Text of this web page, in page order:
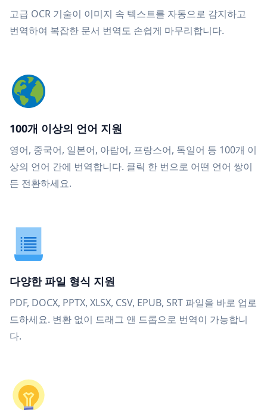
고급 OCR 기술이 이미지 속 텍스트를 자동으로 감지하고
번역하여 복잡한 문서 번역도 손쉽게 마무리합니다.
100개 이상의 언어 지원
영어, 중국어, 일본어, 아랍어, 프랑스어, 독일어 등 100개 이
상의 언어 간에 번역합니다. 클릭 한 번으로 어떤 언어 쌍이
든 전환하세요.
다양한 파일 형식 지원
PDF, DOCX, PPTX, XLSX, CSV, EPUB, SRT 파일을 바로 업로
드하세요. 변환 없이 드래그 앤 드롭으로 번역이 가능합니
다.